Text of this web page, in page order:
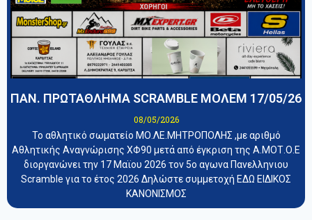
ΠΑΝ. ΠΡΩΤΑΘΛΗΜΑ SCRAMBLE ΜΟΛΕΜ 17/05/26
08/05/2026
Το αθλητικό σωματείο ΜΟ.ΛΕ.ΜΗΤΡΟΠΟΛΗΣ ,με αριθμό
Αθλητικής Αναγνώρισης ΧΦ90 μετά από έγκριση της Α.ΜΟΤ.Ο.Ε
διοργανώνει την 17 Μαϊου 2026 τον 5ο αγωνα Πανελληνιου
Scramble για το έτος 2026 Δηλώστε συμμετοχή ΕΔΩ ΕΙΔΙΚΟΣ
ΚΑΝΟΝΙΣΜΟΣ